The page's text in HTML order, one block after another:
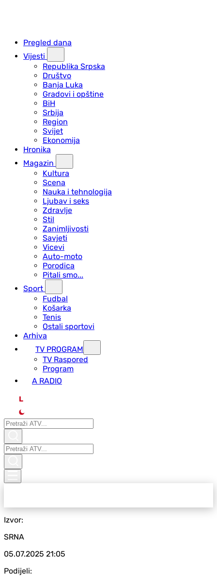
Pregled dana
Vijesti
Republika Srpska
Društvo
Banja Luka
Gradovi i opštine
BiH
Srbija
Region
Svijet
Ekonomija
Hronika
Magazin
Kultura
Scena
Nauka i tehnologija
Ljubav i seks
Zdravlje
Stil
Zanimljivosti
Savjeti
Vicevi
Auto-moto
Porodica
Pitali smo...
Sport
Fudbal
Košarka
Tenis
Ostali sportovi
Arhiva
TV PROGRAM
ТV Raspored
Program
A RADIO
L
Izvor:
SRNA
05.07.2025 21:05
Podijeli: